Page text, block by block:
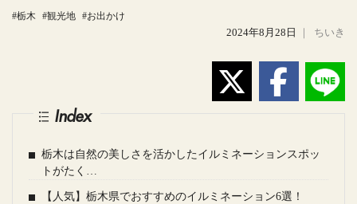
#栃木 #観光地 #お出かけ
2024年8月28日 ｜ ちいき
Index
栃木は自然の美しさを活かしたイルミネーションスポッ
トがたく…
【人気】栃木県でおすすめのイルミネーション6選！